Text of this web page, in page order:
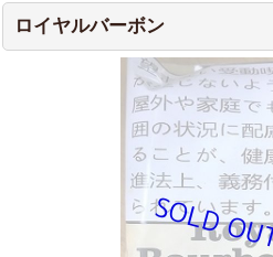
ロイヤルバーボン